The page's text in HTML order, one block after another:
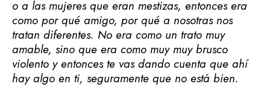
o a las mujeres que eran mestizas, entonces era
como por qué amigo, por qué a nosotras nos
tratan diferentes. No era como un trato muy
amable, sino que era como muy muy brusco
violento y entonces te vas dando cuenta que ahí
hay algo en ti, seguramente que no está bien.